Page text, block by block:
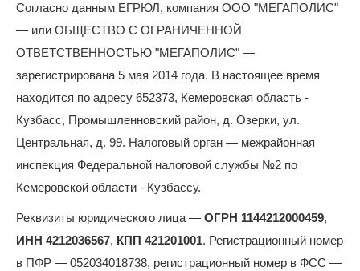
Согласно данным ЕГРЮЛ, компания ООО "МЕГАПОЛИС"
— или ОБЩЕСТВО С ОГРАНИЧЕННОЙ
ОТВЕТСТВЕННОСТЬЮ "МЕГАПОЛИС" —
зарегистрирована 5 мая 2014 года. В настоящее время
находится по адресу 652373, Кемеровская область -
Кузбасс, Промышленновский район, д. Озерки, ул.
Центральная, д. 99. Налоговый орган — межрайонная
инспекция Федеральной налоговой службы №2 по
Кемеровской области - Кузбассу.
Реквизиты юридического лица — ОГРН 1144212000459,
ИНН 4212036567, КПП 421201001. Регистрационный номер
в ПФР — 052034018738, регистрационный номер в ФСС —